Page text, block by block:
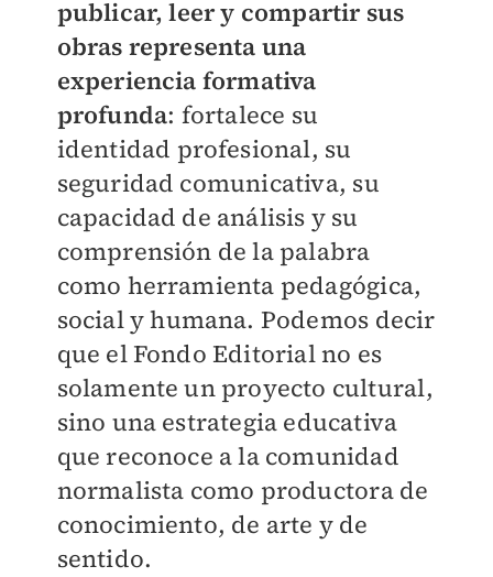
publicar, leer y compartir sus
obras representa una
experiencia formativa
profunda: fortalece su
identidad profesional, su
seguridad comunicativa, su
capacidad de análisis y su
comprensión de la palabra
como herramienta pedagógica,
social y humana. Podemos decir
que el Fondo Editorial no es
solamente un proyecto cultural,
sino una estrategia educativa
que reconoce a la comunidad
normalista como productora de
conocimiento, de arte y de
sentido.